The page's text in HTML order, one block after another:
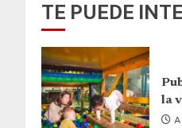
TE PUEDE
la